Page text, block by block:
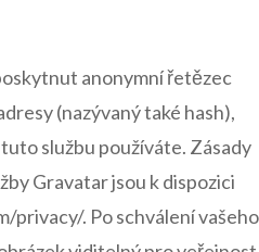
anonymní řetězec
(nazývaný také hash),
službu používáte. Zásady
Gravatar jsou k dispozici
. Po schválení vašeho